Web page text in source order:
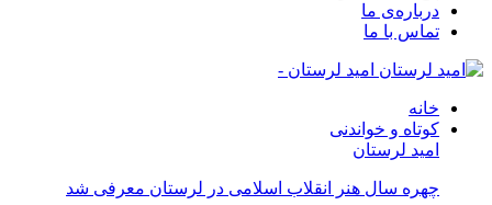
درباره‌ی ما
تماس با ما
امید لرستان -
خانه
کوتاه و خواندنی
امید لرستان
چهره سال هنر انقلاب اسلامی در لرستان معرفی شد